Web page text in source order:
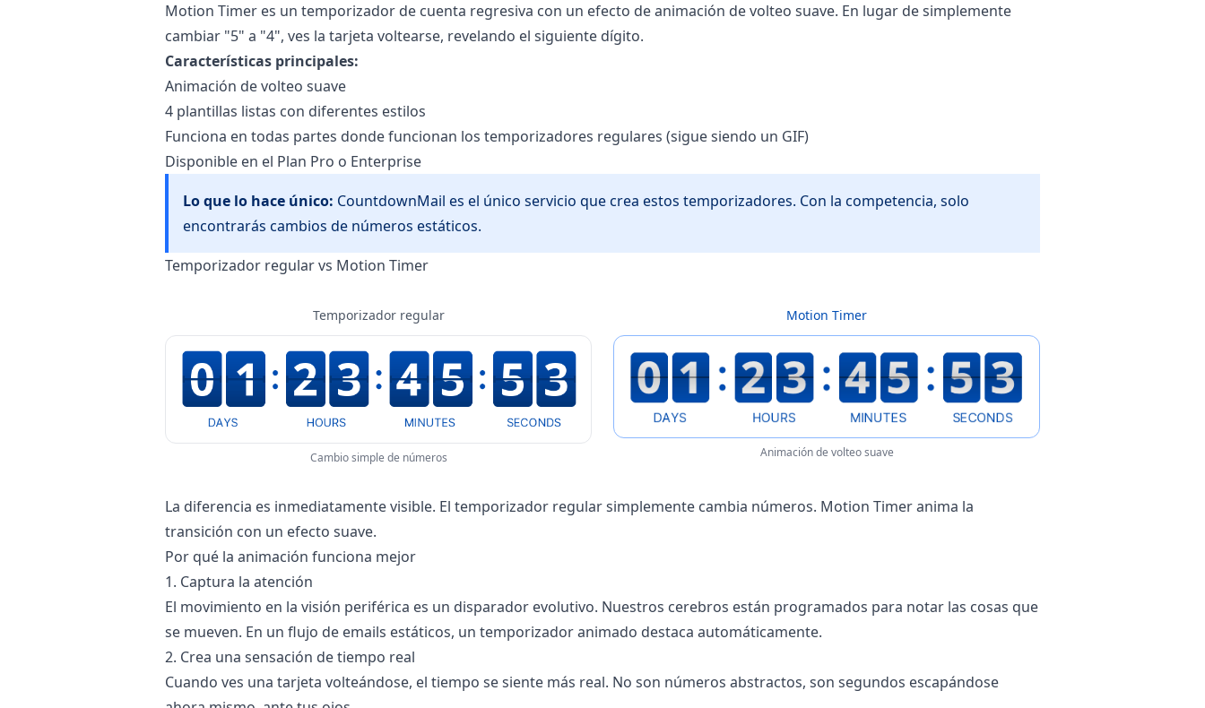
Motion Timer es un temporizador de cuenta regresiva con un efecto de animación de volteo suave. En lugar de simplemente
cambiar "5" a "4", ves la tarjeta voltearse, revelando el siguiente dígito.
Características principales:
Animación de volteo suave
4 plantillas listas con diferentes estilos
Funciona en todas partes donde funcionan los temporizadores regulares (sigue siendo un GIF)
Disponible en el Plan Pro o Enterprise
Lo que lo hace único: CountdownMail es el único servicio que crea estos temporizadores. Con la competencia, solo
encontrarás cambios de números estáticos.
Temporizador regular vs Motion Timer
Temporizador regular
Cambio simple de números
Motion Timer
Animación de volteo suave
La diferencia es inmediatamente visible. El temporizador regular simplemente cambia números. Motion Timer anima la
transición con un efecto suave.
Por qué la animación funciona mejor
1. Captura la atención
El movimiento en la visión periférica es un disparador evolutivo. Nuestros cerebros están programados para notar las cosas que
se mueven. En un flujo de emails estáticos, un temporizador animado destaca automáticamente.
2. Crea una sensación de tiempo real
Cuando ves una tarjeta volteándose, el tiempo se siente más real. No son números abstractos, son segundos escapándose